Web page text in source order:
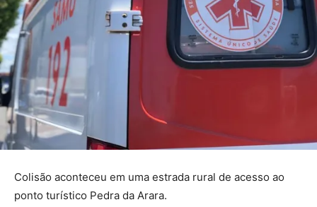
Colisão aconteceu em uma estrada rural de acesso ao
ponto turístico Pedra da Arara.